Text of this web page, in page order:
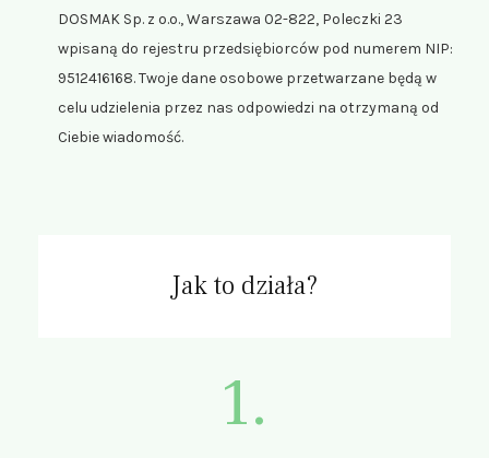
DOSMAK Sp. z o.o., Warszawa 02-822, Poleczki 23
wpisaną do rejestru przedsiębiorców pod numerem NIP:
9512416168. Twoje dane osobowe przetwarzane będą w
celu udzielenia przez nas odpowiedzi na otrzymaną od
Ciebie wiadomość.
Jak to działa?
1.